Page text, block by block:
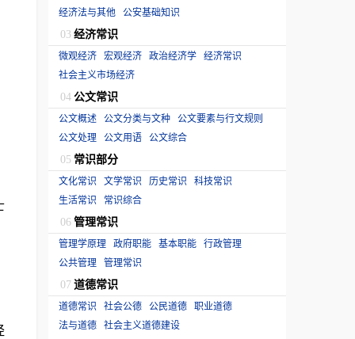
经济法与其他 公安基础知识
03 经济常识
微观经济 宏观经济 政治经济学 经济常识
社会主义市场经济
04 公文常识
公文概述 公文分类与文种 公文要素与行文规则
公文处理 公文用语 公文综合
05 常识部分
文化常识 文学常识 历史常识 科技常识
生活常识
常识综合
06 管理常识
管理学原理 政府职能 基本职能 行政管理
公共管理 管理常识
07 道德常识
道德常识 社会公德 公民道德 职业道德
法与道德 社会主义道德建设